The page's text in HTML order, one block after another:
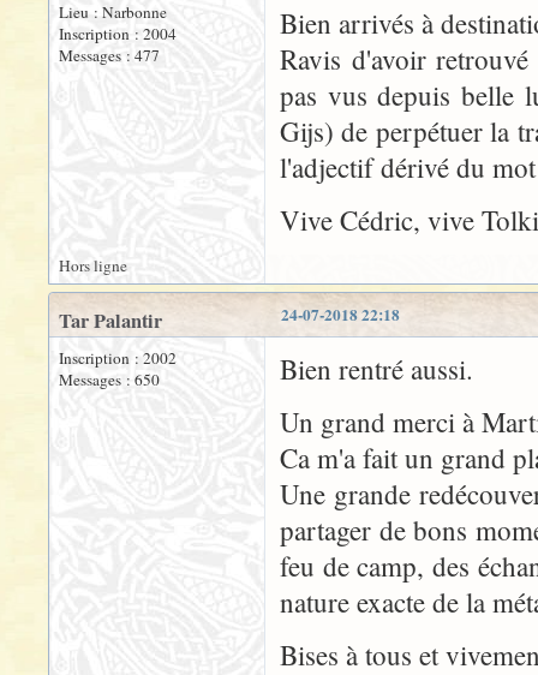
Lieu : Narbonne
Inscription : 2004
Messages : 477
Bien arrivés à
Ravis d'avoir
pas vus depuis belle
Gijs) de perpétuer la
l'adjectif dérivé du
Vive Cédric, vive
Hors ligne
24-07-2018 22:18
Tar Palantir
Inscription : 2002
Messages : 650
Bien rentré aussi.
Un grand merci à
Ca m'a fait un grand
Une grande
partager de bons
feu de camp, des
nature exacte de la
Bises à tous et